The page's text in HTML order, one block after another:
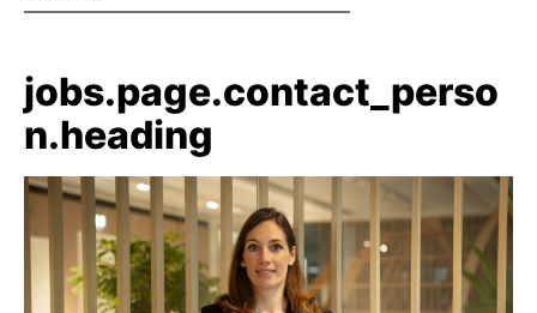
jobs.page.contact_perso
n.heading